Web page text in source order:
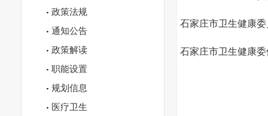
政策法规
通知公告
政策解读
职能设置
规划信息
医疗卫生
石家庄市卫生健康
石家庄市卫生健康